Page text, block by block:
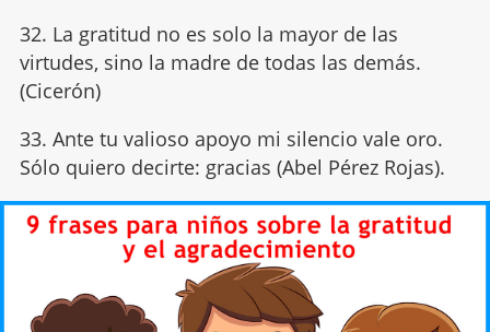
32. La gratitud no es solo la mayor de las
virtudes, sino la madre de todas las demás.
(Cicerón)
33. Ante tu valioso apoyo mi silencio vale oro.
Sólo quiero decirte: gracias (Abel Pérez Rojas).